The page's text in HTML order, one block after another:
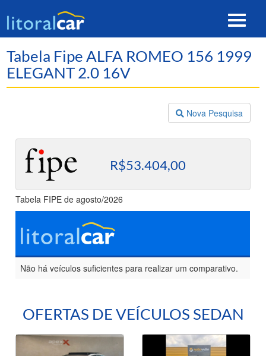
Toggle
Tabela Fipe ALFA ROMEO 156 1999
ELEGANT 2.0 16V
Nova Pesquisa
R$53.404,00
Tabela FIPE de agosto/2026
Não há veículos suficientes para realizar um comparativo.
OFERTAS DE VEÍCULOS SEDAN